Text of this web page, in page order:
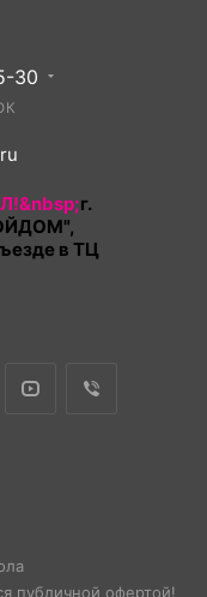
30
г.
в ТЦ
публичной офертой!